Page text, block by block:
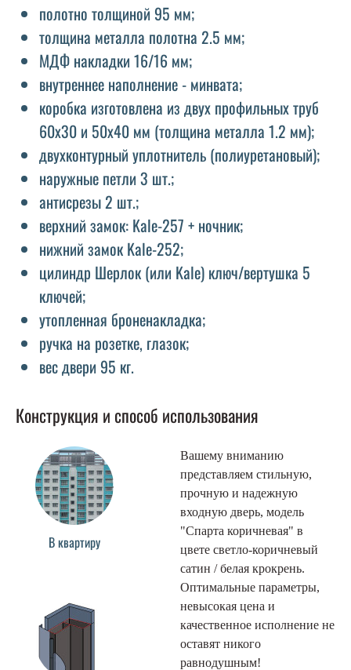
полотно толщиной 95 мм;
толщина металла полотна 2.5 мм;
МДФ накладки 16/16 мм;
внутреннее наполнение - минвата;
коробка изготовлена ​​из двух профильных труб
60х30 и 50х40 мм (толщина металла 1.2 мм);
двухконтурный уплотнитель (полиуретановый);
наружные петли 3 шт.;
антисрезы 2 шт.;
верхний замок: Kale-257 + ночник;
нижний замок Kale-252;
цилиндр Шерлок (или Kale) ключ/вертушка 5
ключей;
утопленная броненакладка;
ручка на розетке, глазок;
вес двери 95 кг.
Конструкция и способ использования
В квартиру
Вашему вниманию
представляем стильную,
прочную и надежную
входную дверь, модель
"Спарта коричневая" в
цвете светло-коричневый
сатин / белая крокрень.
Оптимальные параметры,
невысокая цена и
качественное исполнение не
оставят никого
равнодушным!